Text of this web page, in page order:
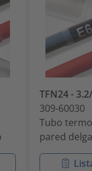
TFN24 -
309-60030
Tubo
pared